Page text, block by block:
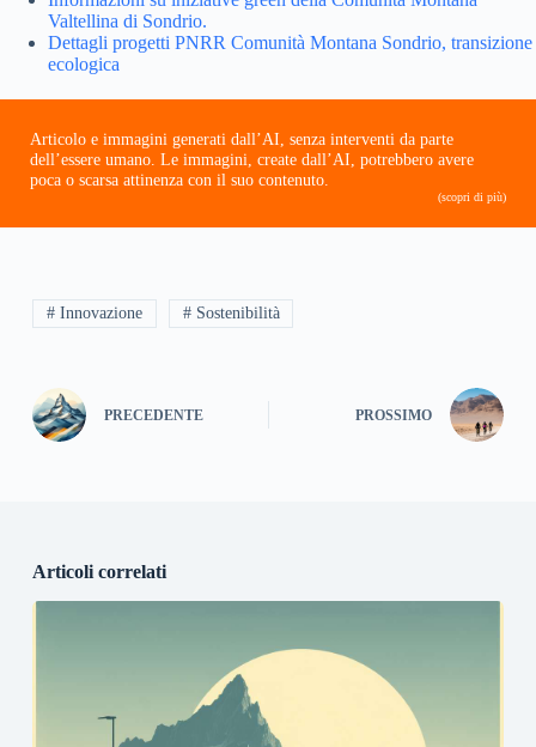
Valtellina di Sondrio.
Dettagli progetti PNRR Comunità Montana Sondrio, transizione
ecologica
Articolo e immagini generati dall’AI, senza interventi da parte
dell’essere umano. Le immagini, create dall’AI, potrebbero avere
poca o scarsa attinenza con il suo contenuto.
(scopri di più)
# Innovazione # Sostenibilità
PRECEDENTE PROSSIMO
Articoli correlati